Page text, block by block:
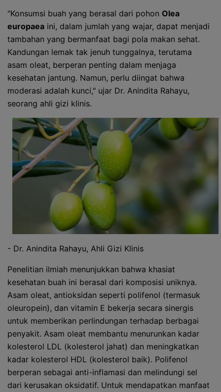
"Konsumsi buah yang berasal dari pohon Olea
europaea ini, dalam jumlah yang wajar, dapat menjadi
tambahan yang bermanfaat bagi pola makan sehat.
Kandungan lemak tak jenuh tunggalnya, terutama
asam oleat, berperan penting dalam menjaga
kesehatan jantung. Namun, perlu diingat bahwa
moderasi adalah kunci," ujar Dr. Anindita Rahayu,
seorang ahli gizi klinis.
- Dr. Anindita Rahayu, Ahli Gizi Klinis
Penelitian ilmiah menunjukkan bahwa khasiat
kesehatan buah ini berasal dari komposisi uniknya.
Asam oleat, antioksidan seperti polifenol (termasuk
oleuropein), dan vitamin E bekerja secara sinergis
untuk memberikan perlindungan terhadap berbagai
penyakit. Asam oleat membantu menurunkan kadar
kolesterol LDL (kolesterol jahat) dan meningkatkan
kadar kolesterol HDL (kolesterol baik). Polifenol
berperan sebagai anti-inflamasi dan melindungi sel
dari kerusakan oksidatif. Untuk mendapatkan manfaat